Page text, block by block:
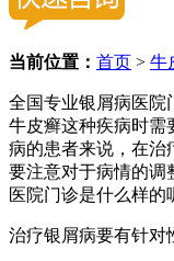
当前位置： 首页 > 牛
全国专业银屑病医院
牛皮癣这种疾病时需
病的患者来说，在治
要注意对于病情的调
医院门诊是什么样的
治疗银屑病要有针对